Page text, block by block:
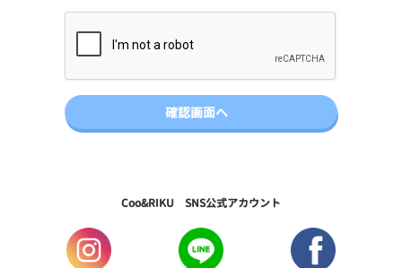
Coo&RIKU SNS公式アカウント